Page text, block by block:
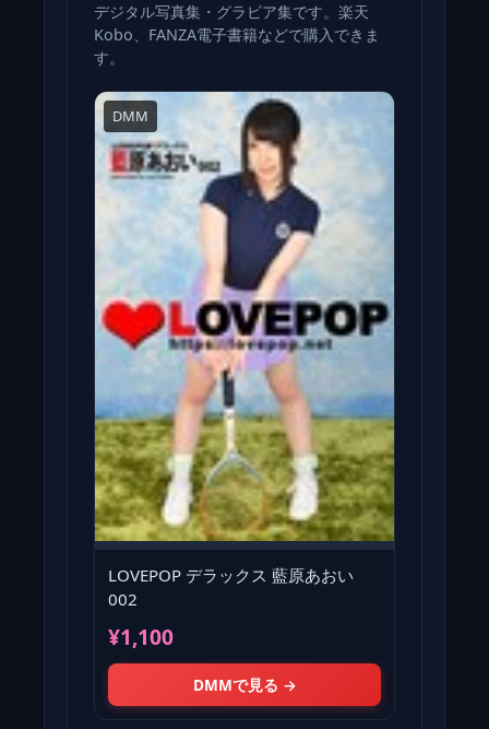
デジタル写真集・グラビア集です。楽天
Kobo、FANZA電子書籍などで購入できま
す。
DMM
LOVEPOP デラックス 藍原あおい
002
¥1,100
DMMで見る →